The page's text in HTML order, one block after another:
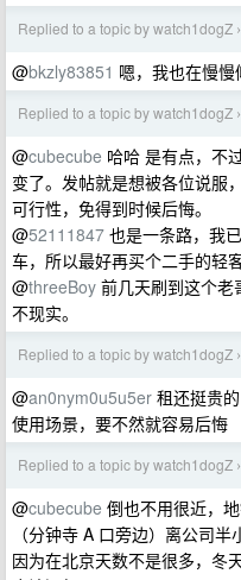
Replied to a topic by watch1dogZ ›
@bkzly83851 嗯，我也在慢
Replied to a topic by watch1dogZ ›
@cubecube 哈哈 是有点，不
变了。发帖就是想被各位说服
可行性，免得到时候后悔。
@52111847 也是一条路，我
车，所以最好再买个二手的轻
@threeBoy 前几天刷到这个老
不现实。
Replied to a topic by watch1dogZ ›
@an0nym0u5u5er 租还挺贵
使用场景，要不然就容易后悔
Replied to a topic by watch1dogZ ›
@cubecube 倒也不用很近，
（分钟寺 A 口旁边）离公司
因为在北京天数不是很多，冬